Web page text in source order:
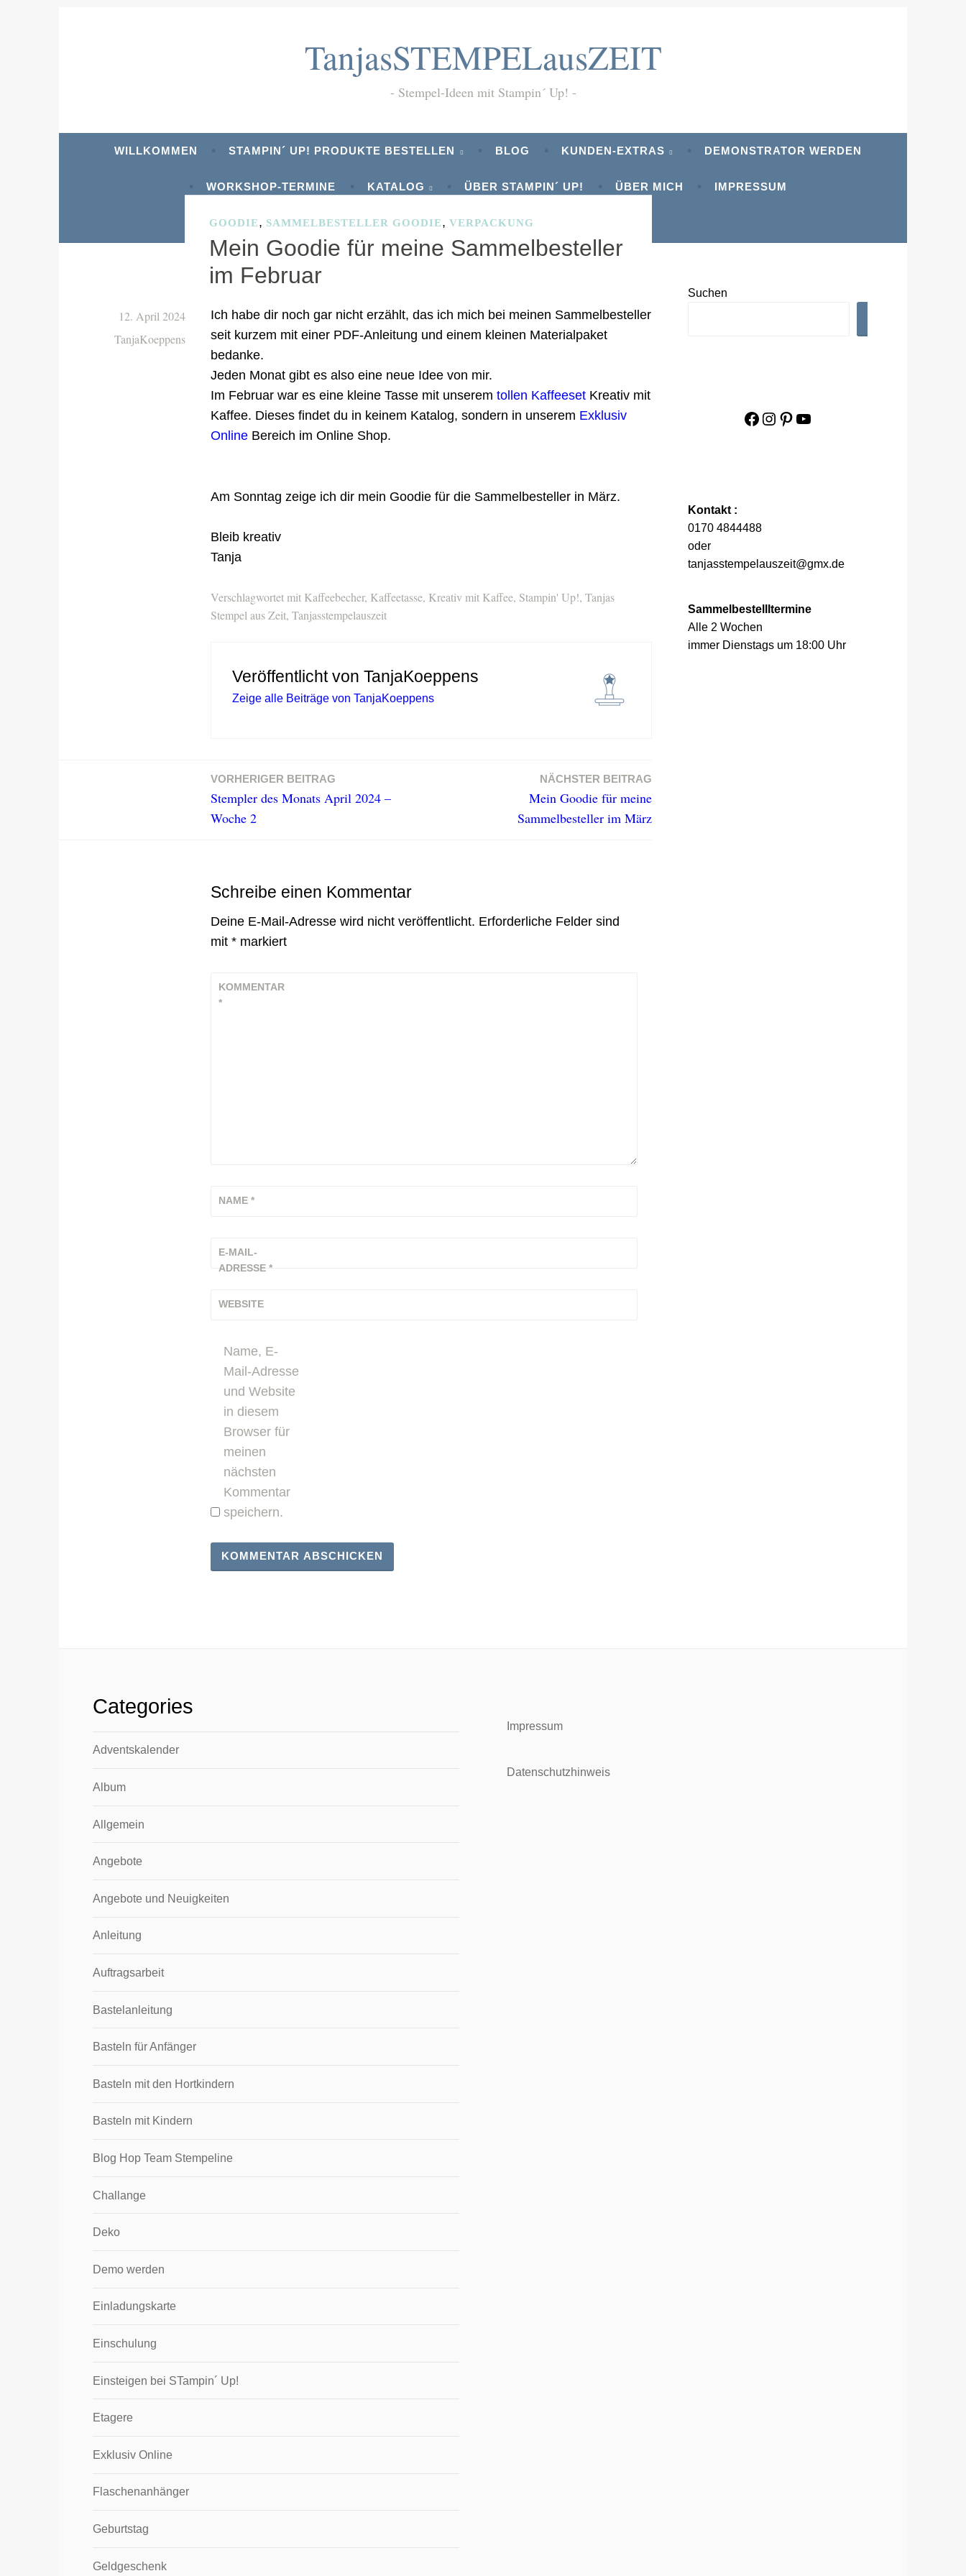
TanjasSTEMPELausZEIT
Stempel-Ideen mit Stampin´ Up!
WILLKOMMEN STAMPIN´ UP! PRODUKTE BESTELLEN BLOG KUNDEN-EXTRAS DEMONSTRATOR WERDEN
WORKSHOP-TERMINE KATALOG ÜBER STAMPIN´ UP! ÜBER MICH IMPRESSUM
DATENSCHUTZHINWEIS
GOODIE, SAMMELBESTELLER GOODIE,VERPACKUNG
Mein Goodie für meine Sammelbesteller
im Februar
12. April 2024
TanjaKoeppens
Ich habe dir noch gar nicht erzählt, das ich mich bei meinen Sammelbesteller
seit kurzem mit einer PDF-Anleitung und einem kleinen Materialpaket
bedanke.
Jeden Monat gibt es also eine neue Idee von mir.
Im Februar war es eine kleine Tasse mit unserem tollen Kaffeeset Kreativ mit
Kaffee. Dieses findet du in keinem Katalog, sondern in unserem Exklusiv
Online Bereich im Online Shop.
Am Sonntag zeige ich dir mein Goodie für die Sammelbesteller in März.
Bleib kreativ
Tanja
Verschlagwortet mit Kaffeebecher, Kaffeetasse, Kreativ mit Kaffee, Stampin' Up!, Tanjas
Stempel aus Zeit, Tanjasstempelauszeit
Veröffentlicht von TanjaKoeppens
Zeige alle Beiträge von TanjaKoeppens
BeitragsnavigationVORHERIGER BEITRAG
Stempler des Monats April 2024 –
Woche 2
NÄCHSTER BEITRAG
Mein Goodie für meine
Sammelbesteller im März
Schreibe einen Kommentar
Deine E-Mail-Adresse wird nicht veröffentlicht. Erforderliche Felder sind
mit * markiert
KOMMENTAR
*
NAME*
E-MAIL-
ADRESSE*
WEBSITE
Name, E-
Mail-Adresse
und Website
in diesem
Browser für
meinen
nächsten
Kommentar
speichern.
Suchen
Facebook
Instagram
Pinterest
YouTube
Kontakt :
0170 4844488
oder
tanjasstempelauszeit@gmx.de
Sammelbestellltermine
Alle 2 Wochen
immer Dienstags um 18:00 Uhr
Categories
Adventskalender
Album
Allgemein
Angebote
Angebote und Neuigkeiten
Anleitung
Auftragsarbeit
Bastelanleitung
Basteln für Anfänger
Basteln mit den Hortkindern
Basteln mit Kindern
Blog Hop Team Stempeline
Challange
Deko
Demo werden
Einladungskarte
Einschulung
Einsteigen bei STampin´ Up!
Etagere
Exklusiv Online
Flaschenanhänger
Geburtstag
Geldgeschenk
Impressum
Datenschutzhinweis